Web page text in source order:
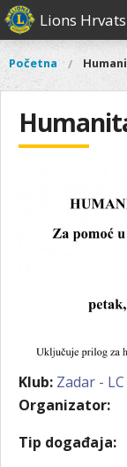
Skoči
na
sadržaj
Lions
O nama
Naši projekti
Glavni
O
nama
Distrikt
126
Vi
ste
ovdje
Početna
Klub: Zadar -
Organizator:
Tip događaja: